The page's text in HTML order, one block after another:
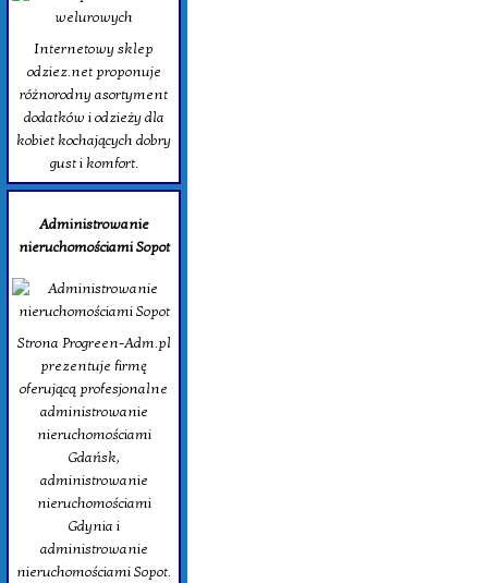
Internetowy sklep
odziez.net proponuje
różnorodny asortyment
dodatków i odzieży dla
kobiet kochających dobry
gust i komfort.
Administrowanie
nieruchomościami Sopot
Strona Progreen-Adm.pl
prezentuje firmę
oferującą profesjonalne
administrowanie
nieruchomościami
Gdańsk,
administrowanie
nieruchomościami
Gdynia i
administrowanie
nieruchomościami Sopot.